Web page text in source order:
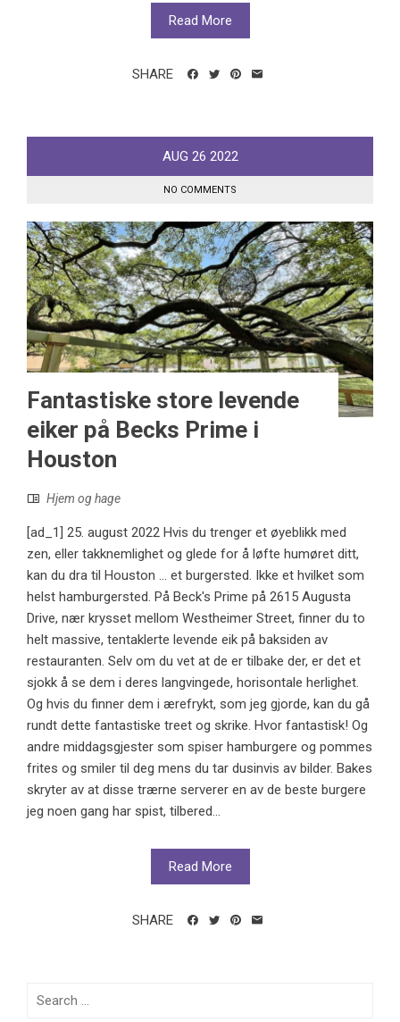
Read More
SHARE
AUG 26 2022
NO COMMENTS
Fantastiske store levende
eiker på Becks Prime i
Houston
Hjem og hage
[ad_1] 25. august 2022 Hvis du trenger et øyeblikk med
zen, eller takknemlighet og glede for å løfte humøret ditt,
kan du dra til Houston ... et burgersted. Ikke et hvilket som
helst hamburgersted. På Beck's Prime på 2615 Augusta
Drive, nær krysset mellom Westheimer Street, finner du to
helt massive, tentaklerte levende eik på baksiden av
restauranten. Selv om du vet at de er tilbake der, er det et
sjokk å se dem i deres langvingede, horisontale herlighet.
Og hvis du finner dem i ærefrykt, som jeg gjorde, kan du gå
rundt dette fantastiske treet og skrike. Hvor fantastisk! Og
andre middagsgjester som spiser hamburgere og pommes
frites og smiler til deg mens du tar dusinvis av bilder. Bakes
skryter av at disse trærne serverer en av de beste burgere
jeg noen gang har spist, tilbered...
Read More
SHARE
Search